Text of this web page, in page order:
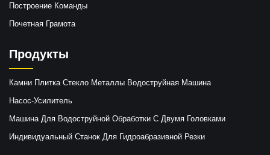
Построение Команды
Почетная Грамота
Продукты
Камни Плитка Стекло Металлы Водоструйная Машина
Насос-Усилитель
Машина Для Водоструйной Обработки С Двумя Головками
Индивидуальный Станок Для Гидроабразивной Резки